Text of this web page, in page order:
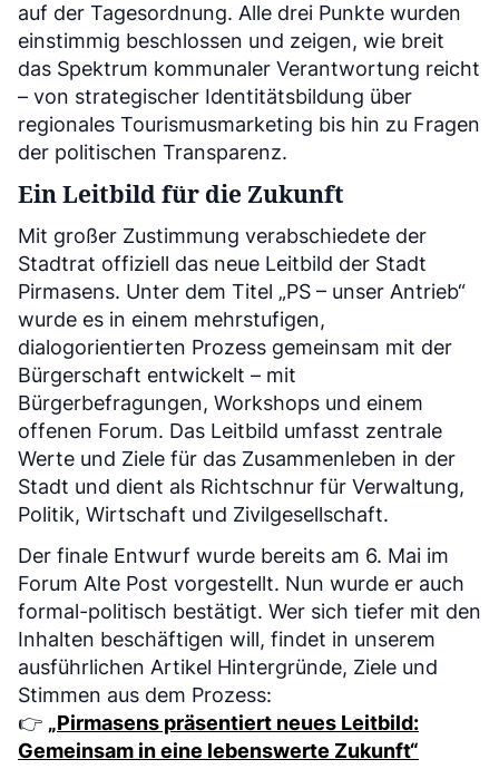
auf der Tagesordnung. Alle drei Punkte wurden
einstimmig beschlossen und zeigen, wie breit
das Spektrum kommunaler Verantwortung reicht
– von strategischer Identitätsbildung über
regionales Tourismusmarketing bis hin zu Fragen
der politischen Transparenz.
Ein Leitbild für die Zukunft
Mit großer Zustimmung verabschiedete der
Stadtrat offiziell das neue Leitbild der Stadt
Pirmasens. Unter dem Titel „PS – unser Antrieb“
wurde es in einem mehrstufigen,
dialogorientierten Prozess gemeinsam mit der
Bürgerschaft entwickelt – mit
Bürgerbefragungen, Workshops und einem
offenen Forum. Das Leitbild umfasst zentrale
Werte und Ziele für das Zusammenleben in der
Stadt und dient als Richtschnur für Verwaltung,
Politik, Wirtschaft und Zivilgesellschaft.
Der finale Entwurf wurde bereits am 6. Mai im
Forum Alte Post vorgestellt. Nun wurde er auch
formal-politisch bestätigt. Wer sich tiefer mit den
Inhalten beschäftigen will, findet in unserem
ausführlichen Artikel Hintergründe, Ziele und
Stimmen aus dem Prozess:
👉 „Pirmasens präsentiert neues Leitbild:
Gemeinsam in eine lebenswerte Zukunft“